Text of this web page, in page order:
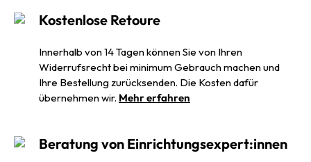
Kostenlose Retoure
Innerhalb von 14 Tagen können Sie von Ihren
Widerrufsrecht bei minimum Gebrauch machen und
Ihre Bestellung zurücksenden. Die Kosten dafür
übernehmen wir. Mehr erfahren
Beratung von Einrichtungsexpert:innen